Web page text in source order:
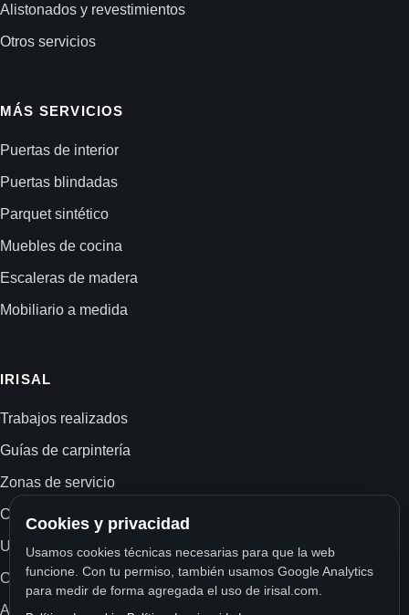
Alistonados y revestimientos
Otros servicios
MÁS SERVICIOS
Puertas de interior
Puertas blindadas
Parquet sintético
Muebles de cocina
Escaleras de madera
Mobiliario a medida
IRISAL
Trabajos realizados
Guías de carpintería
Zonas de servicio
Carpintería y ebanistería
Ubicación
Contacto
Aviso legal
Cookies y privacidad
Usamos cookies técnicas necesarias para que la web
funcione. Con tu permiso, también usamos Google Analytics
para medir de forma agregada el uso de irisal.com.